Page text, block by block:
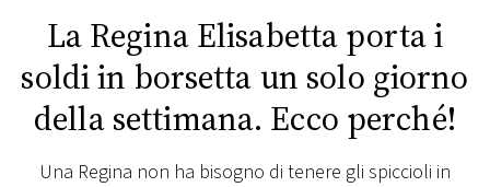
RADIO
WEB
RADIO
PLAYLIST
La Regina Elisabetta porta i
soldi in borsetta un solo giorno
della settimana. Ecco perché!
Una Regina non ha bisogno di tenere gli spiccioli in